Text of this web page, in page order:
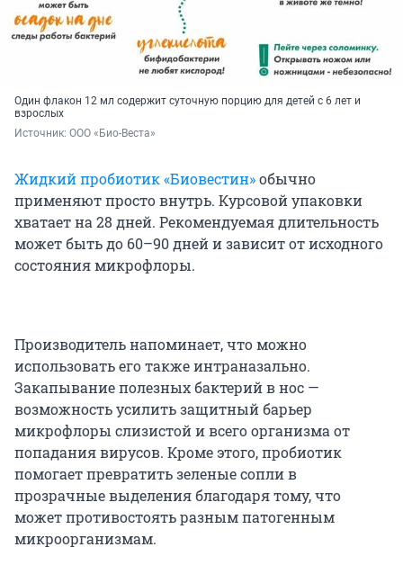
Один флакон 12 мл содержит суточную порцию для детей с 6 лет и
взрослых
Источник: ООО «Био-Веста»
Жидкий пробиотик «Биовестин»обычно
применяют просто внутрь. Курсовой упаковки
хватает на 28 дней. Рекомендуемая длительность
может быть до 60–90 дней и зависит от исходного
состояния микрофлоры.
Производитель напоминает, что можно
использовать его также интраназально.
Закапывание полезных бактерий в нос —
возможность усилить защитный барьер
микрофлоры слизистой и всего организма от
попадания вирусов. Кроме этого, пробиотик
помогает превратить зеленые сопли в
прозрачные выделения благодаря тому, что
может противостоять разным патогенным
микроорганизмам.